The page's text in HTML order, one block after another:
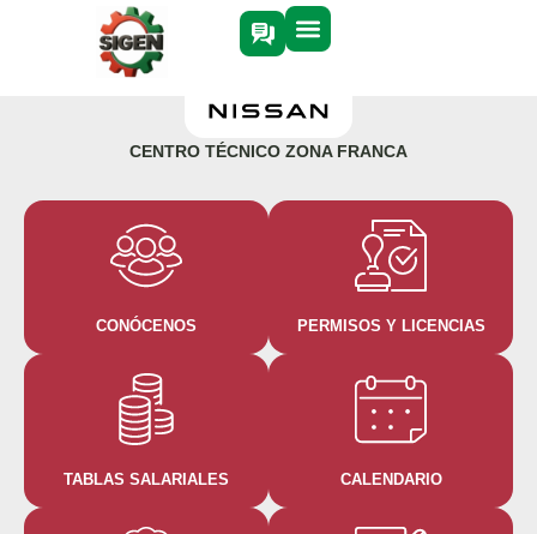
CENTRO TÉCNICO ZONA FRANCA
CONÓCENOS PERMISOS Y LICENCIAS
TABLAS SALARIALES CALENDARIO